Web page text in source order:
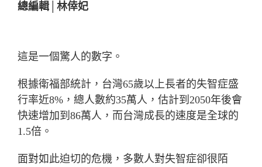
總編輯│林倖妃
這是一個驚人的數字。
根據衛福部統計，台灣65歲以上長者的失智症盛
行率近8%，總人數約35萬人，估計到2050年後會
快速增加到86萬人，而台灣成長的速度是全球的
1.5倍。
面對如此迫切的危機，多數人對失智症卻很陌